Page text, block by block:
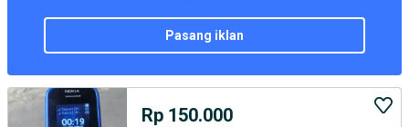
pasang iklan
Rp 150.000